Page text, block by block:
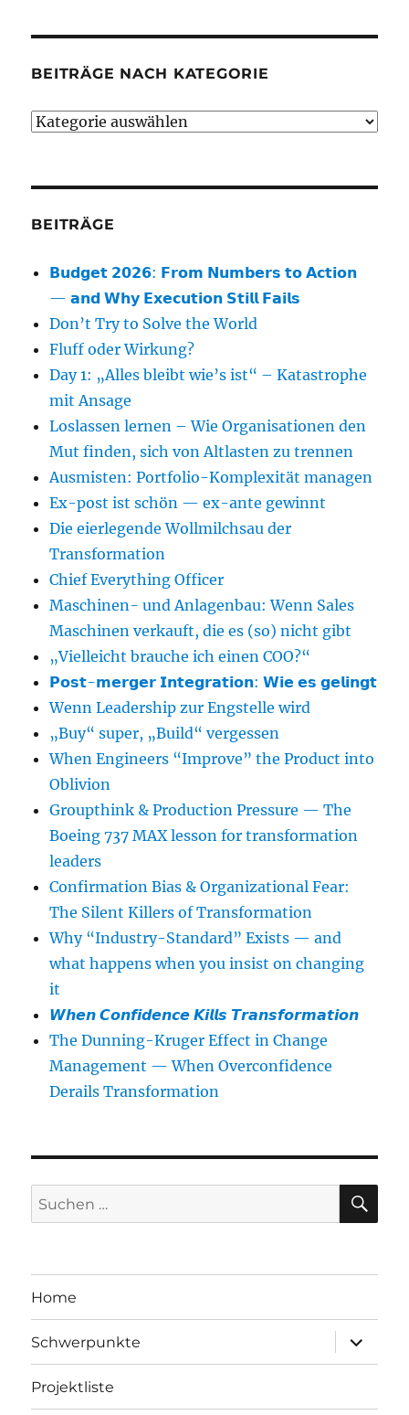
BEITRÄGE NACH KATEGORIE
Beiträge
BEITRÄGE
𝗕𝘂𝗱𝗴𝗲𝘁 𝟮𝟬𝟮𝟲: 𝗙𝗿𝗼𝗺 𝗡𝘂𝗺𝗯𝗲𝗿𝘀 𝘁𝗼 𝗔𝗰𝘁𝗶𝗼𝗻
— 𝗮𝗻𝗱 𝗪𝗵𝘆 𝗘𝘅𝗲𝗰𝘂𝘁𝗶𝗼𝗻 𝗦𝘁𝗶𝗹𝗹 𝗙𝗮𝗶𝗹𝘀
Don’t Try to Solve the World
Fluff oder Wirkung?
Day 1: „Alles bleibt wie’s ist“ – Katastrophe
mit Ansage
Loslassen lernen – Wie Organisationen den
Mut finden, sich von Altlasten zu trennen
Ausmisten: Portfolio-Komplexität managen
Ex-post ist schön — ex-ante gewinnt
Die eierlegende Wollmilchsau der
Transformation
Chief Everything Officer
Maschinen- und Anlagenbau: Wenn Sales
Maschinen verkauft, die es (so) nicht gibt
„Vielleicht brauche ich einen COO?“
𝗣𝗼𝘀𝘁-𝗺𝗲𝗿𝗴𝗲𝗿 𝗜𝗻𝘁𝗲𝗴𝗿𝗮𝘁𝗶𝗼𝗻: 𝗪𝗶𝗲 𝗲𝘀 𝗴𝗲𝗹𝗶𝗻𝗴𝘁
Wenn Leadership zur Engstelle wird
„Buy“ super, „Build“ vergessen
When Engineers “Improve” the Product into
Oblivion
Groupthink & Production Pressure — The
Boeing 737 MAX lesson for transformation
leaders
Confirmation Bias & Organizational Fear:
The Silent Killers of Transformation
Why “Industry-Standard” Exists — and
what happens when you insist on changing
it
𝙒𝙝𝙚𝙣 𝘾𝙤𝙣𝙛𝙞𝙙𝙚𝙣𝙘𝙚 𝙆𝙞𝙡𝙡𝙨 𝙏𝙧𝙖𝙣𝙨𝙛𝙤𝙧𝙢𝙖𝙩𝙞𝙤𝙣
The Dunning-Kruger Effect in Change
Management — When Overconfidence
Derails Transformation
Suchen
nach:
Home
Schwerpunkte
öffnen
Projektliste